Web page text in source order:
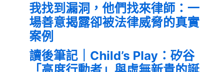
我找到漏洞，他們找來律師：一
場善意揭露卻被法律威脅的真實
案例
讀後筆記｜Child’s Play：矽谷